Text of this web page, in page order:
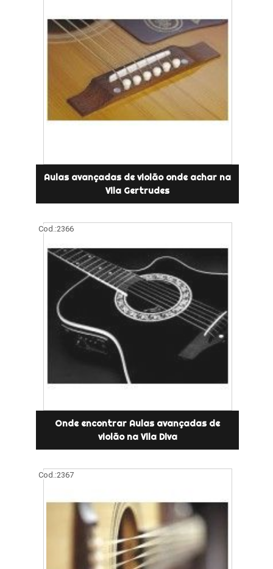
Aulas avançadas de violão onde achar na
Vila Gertrudes
Cod.:2366
Onde encontrar Aulas avançadas de
violão na Vila Diva
Cod.:2367